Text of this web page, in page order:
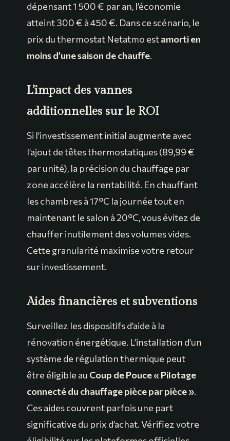
dépensant 1 500 € par an, l’économie
atteint 300 € à 450 €. Dans ce scénario, le
prix du thermostat Netatmo estamorti en
moins d’une saison de chauffe.
L’impact des vannes
additionnelles sur le ROI
Si l’investissement initial augmente avec
l’ajout de têtes thermostatiques (89,99 €
par unité), la précision du chauffage par
zone accélère la rentabilité. En chauffant
les chambres à 17°C la journée tout en
maintenant le salon à 20°C, vous évitez de
chauffer inutilement des volumes vides.
Cette granularité maximise votre retour
sur investissement.
Aides financières et subventions
Surveillez les dispositifs d’aide à la
rénovation énergétique. L’installation d’un
système de régulation thermique peut
être éligible au Coup de Pouce « Pilotage
connecté du chauffage pièce par pièce ».
Ces aides couvrent parfois une part
significative du prix d’achat. Vérifiez votre